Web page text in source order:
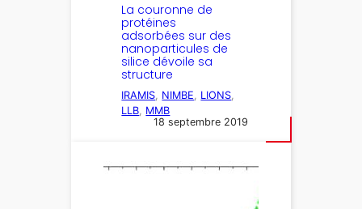
La couronne de
protéines
adsorbées sur des
nanoparticules de
silice dévoile sa
structure
IRAMIS NIMBE LIONS
LLB MMB
18 septembre 2019